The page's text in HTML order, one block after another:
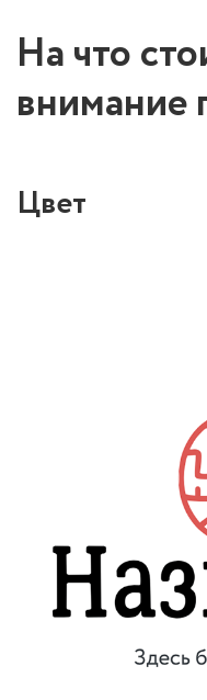
На что
внимание
Цвет